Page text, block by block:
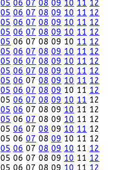
05 06 07 08 09 10 11 12
05 06 07 08 09 10 11 12
05 06 07 08 09 10 11 12
05 06 07 08 09 10 11 12
05 06 07 08 09 10 11 12
05 06 07 08 09 10 11 12
05 06 07 08 09 10 11 12
05 06 07 08 09 10 11 12
05 06 07 08 09 10 11 12
05 06 07 08 09 10 11 12
05 06 07 08 09 10 11 12
05 06 07 08 09 10 11 12
05 06 07 08 09 10 11 12
05 06 07 08 09 10 11 12
05 06 07 08 09 10 11 12
05 06 07 08 09 10 11 12
05 06 07 08 09 10 11 12
05 06 07 08 09 10 11 12